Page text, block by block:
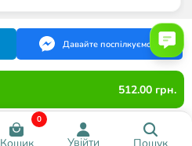
Кошик
0
Увійти Пошук
512.00 грн.
Давайте поспілкуємося